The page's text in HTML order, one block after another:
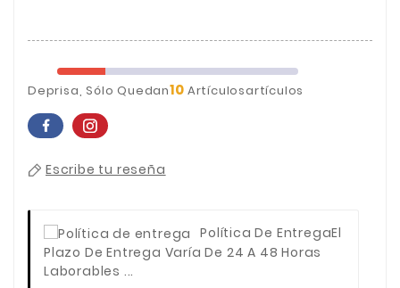
Deprisa, Sólo Quedan10 Artículosartículos
Escribe tu reseña
Política De EntregaEl
Plazo De Entrega Varía De 24 A 48 Horas
Laborables ...